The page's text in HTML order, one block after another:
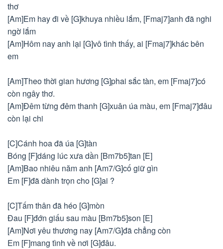
thơ
[Am]Em hay đi về [G]khuya nhiều lắm, [Fmaj7]anh đã nghi
ngờ lắm
[Am]Hôm nay anh lại [G]vô tình thấy, ai [Fmaj7]khác bên
em
[Am]Theo thời gian hương [G]phai sắc tàn, em [Fmaj7]có
còn ngây thơ.
[Am]Đêm từng đêm thanh [G]xuân úa màu, em [Fmaj7]đâu
còn lại chi
[C]Cánh hoa đã úa [G]tàn
Bóng [F]dáng lúc xưa dần [Bm7b5]tan [E]
[Am]Bao nhiêu năm anh [Am7/G]cố giữ gìn
Em [F]đã dành trọn cho [G]ai ?
[C]Tấm thân đã héo [G]mòn
Đau [F]đớn giấu sau màu [Bm7b5]son [E]
[Am]Nơi yêu thương nay [Am7/G]đã chẳng còn
Em [F]mang tình về nơi [G]đâu.